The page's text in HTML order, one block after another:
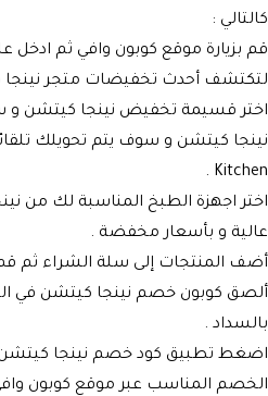
كالتالي :
قم بزيارة موقع كوبون وافي ثم ادخل
لتكتشف أحدث تخفيضات متجر
اختر قسيمة تخفيض نينجا كيتشن و
نينجا كيتشن و سوف يتم تحويلك
Kitchen .
اختر اجهزة الطبخ المناسبة لك من
عالية و بأسعار مخفضة .
أضف المنتجات إلى سلة الشراء ثم
ألصق كوبون خصم نينجا كيتشن في
بالسداد .
اضغط تطبيق كود خصم نينجا
الخصم المناسب عبر موقع كوبون